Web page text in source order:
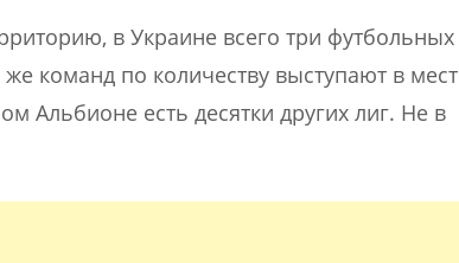
в Украине всего три футбольных
команд по количеству выступают в
Альбионе есть десятки других лиг. Не в